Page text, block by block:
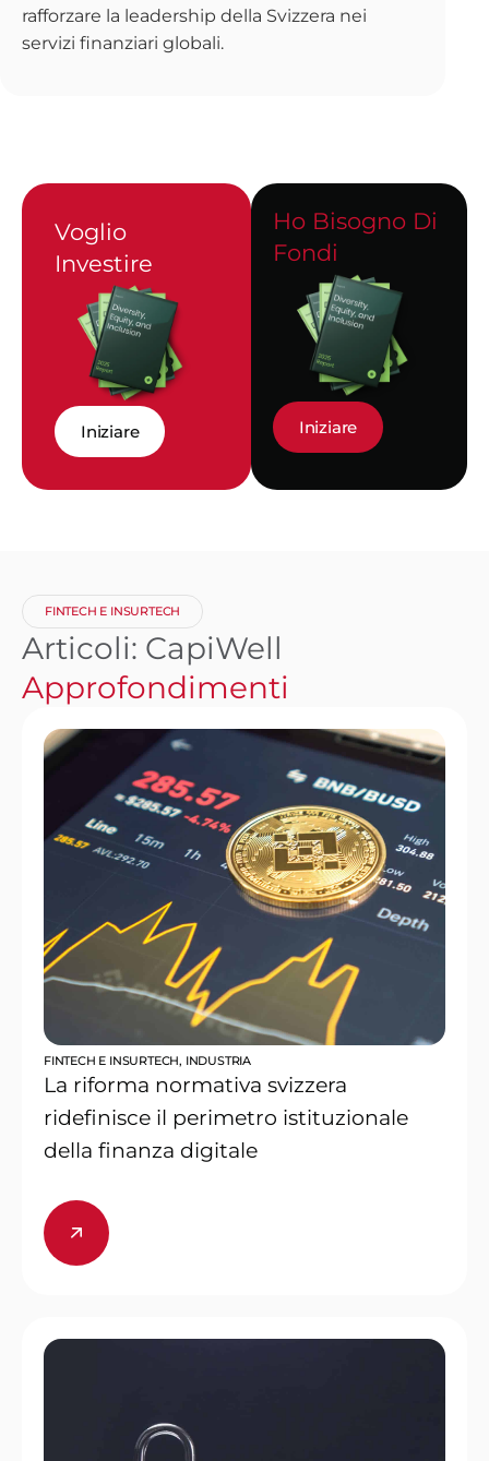
rafforzare la leadership della Svizzera nei
servizi finanziari globali.
Voglio
Investire
Iniziare
Ho Bisogno Di
Fondi
Iniziare
FINTECH E INSURTECH
Articoli: CapiWell
Approfondimenti
FINTECH E INSURTECH, INDUSTRIA
La riforma normativa svizzera
ridefinisce il perimetro istituzionale
della finanza digitale